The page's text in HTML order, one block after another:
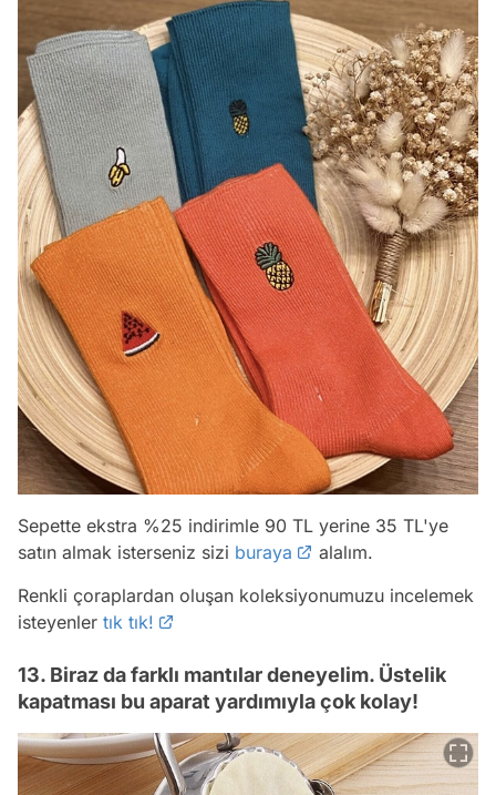
Sepette ekstra %25 indirimle 90 TL yerine 35 TL'ye
satın almak isterseniz sizi buraya
alalım.
Renkli çoraplardan oluşan koleksiyonumuzu incelemek
isteyenler tık tık!
13. Biraz da farklı mantılar deneyelim. Üstelik
kapatması bu aparat yardımıyla çok kolay!